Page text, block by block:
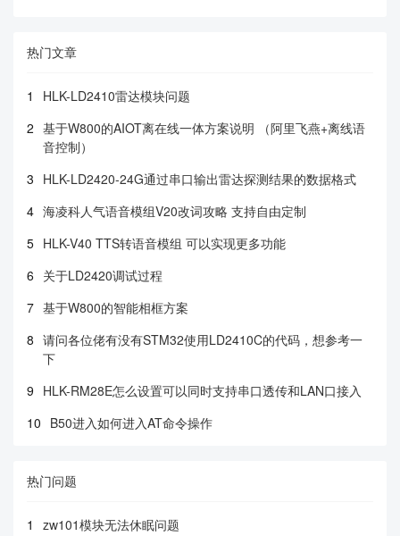
热门文章
1
HLK-LD2410雷达模块问题
2 基于W800的AIOT离在线一体方案说明 （阿里飞燕+离线语
音控制）
3 HLK-LD2420-24G通过串口输出雷达探测结果的数据格式
4 海凌科人气语音模组V20改词攻略 支持自由定制
5 HLK-V40 TTS转语音模组 可以实现更多功能
6 关于LD2420调试过程
7 基于W800的智能相框方案
8 请问各位佬有没有STM32使用LD2410C的代码，想参考一
下
9 HLK-RM28E怎么设置可以同时支持串口透传和LAN口接入
10 B50进入如何进入AT命令操作
热门问题
1
zw101模块无法休眠问题